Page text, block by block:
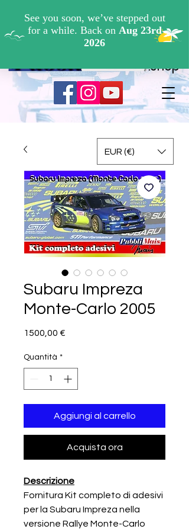
.shop
Cerca ...
Subaru Impreza
Monte-Carlo 2005
1500,00 €
Quantità *
Aggiungi al carrello
Acquista ora
Descrizione
Fornitura Kit completo di adesivi
per la Subaru Impreza nella
versione Rallye Monte-Carlo
EUR (€)